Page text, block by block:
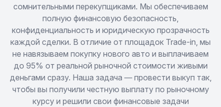
Expedition
Explorer
F-150
Festiva
сомнительными перекупщиками. Мы обеспечиваем
полную финансовую безопасность,
конфиденциальность и юридическую прозрачность
каждой сделки. В отличие от площадок Trade-in, мы
не навязываем покупку нового авто и выплачиваем
до 95% от реальной рыночной стоимости живыми
деньгами сразу. Наша задача — провести выкуп так,
чтобы вы получили честную выплату по рыночному
курсу и решили свои финансовые задачи